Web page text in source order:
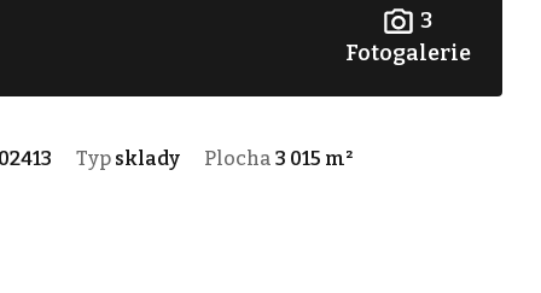
3
Fotogalerie
Typ sklady Plocha 3 015 m²